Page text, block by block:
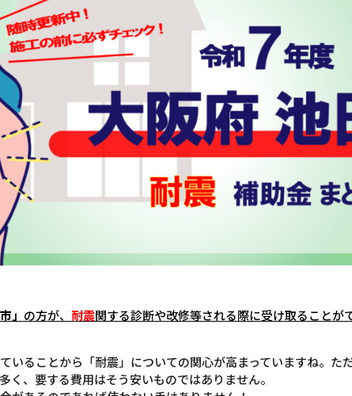
」 の方が、 耐震関する診断や改修等される際に受け取ることが
いることから「耐震」についての関心が高まっていますね。た
く、要する費用はそう安いものではありません。